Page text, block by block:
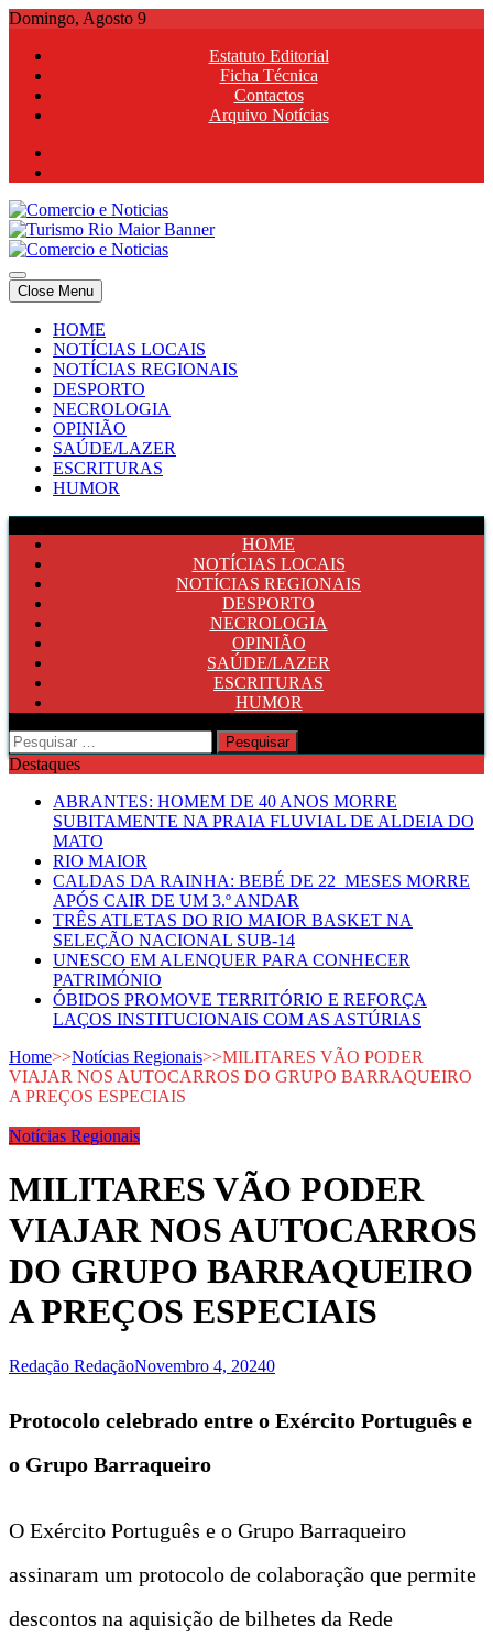
Skip
content
Domingo, Agosto 9
Estatuto Editorial
Ficha Técnica
Contactos
Arquivo Notícias
Comercio e Noticias
Notícias e Publicidade Online
Comercio e Noticias
Notícias e Publicidade Online
Close Menu
HOME
NOTÍCIAS LOCAIS
NOTÍCIAS REGIONAIS
DESPORTO
NECROLOGIA
OPINIÃO
SAÚDE/LAZER
ESCRITURAS
HUMOR
HOME
NOTÍCIAS LOCAIS
NOTÍCIAS REGIONAIS
DESPORTO
NECROLOGIA
OPINIÃO
SAÚDE/LAZER
ESCRITURAS
HUMOR
Pesquisar
por:
Destaques
ABRANTES: HOMEM DE 40 ANOS MORRE
SUBITAMENTE NA PRAIA FLUVIAL DE ALDEIA DO
MATO
RIO MAIOR
CALDAS DA RAINHA: BEBÉ DE 22 MESES MORRE
APÓS CAIR DE UM 3.º ANDAR
TRÊS ATLETAS DO RIO MAIOR BASKET NA
SELEÇÃO NACIONAL SUB-14
UNESCO EM ALENQUER PARA CONHECER
PATRIMÓNIO
ÓBIDOS PROMOVE TERRITÓRIO E REFORÇA
LAÇOS INSTITUCIONAIS COM AS ASTÚRIAS
Home>>Notícias Regionais>>MILITARES VÃO PODER
VIAJAR NOS AUTOCARROS DO GRUPO BARRAQUEIRO
A PREÇOS ESPECIAIS
Notícias Regionais
MILITARES VÃO PODER
VIAJAR NOS AUTOCARROS
DO GRUPO BARRAQUEIRO
A PREÇOS ESPECIAIS
Redação RedaçãoNovembro 4, 20240
Protocolo celebrado entre o Exército Português e
o Grupo Barraqueiro
O Exército Português e o Grupo Barraqueiro
assinaram um protocolo de colaboração que permite
descontos na aquisição de bilhetes da Rede